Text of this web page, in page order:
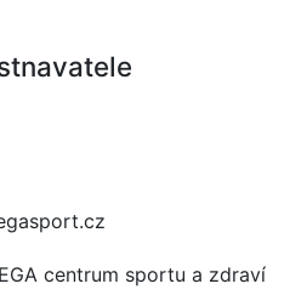
centrum sportu a zdraví